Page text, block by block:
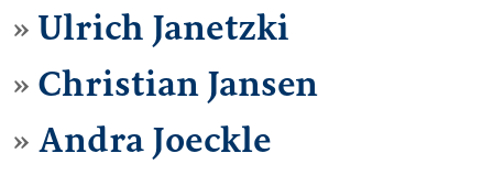
Ulrich Janetzki
Christian Jansen
Andra Joeckle